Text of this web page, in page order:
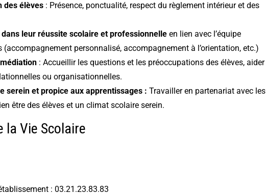
des élèves : Présence, ponctualité, respect du règlement intérieur et des
dans leur réussite scolaire et professionnelle en lien avec l’équipe
personnalisé, accompagnement à l’orientation, etc.)
: Accueillir les questions et les préoccupations des élèves, aider
ou organisationnelles.
serein et propice aux apprentissages : Travailler en partenariat avec les
être des élèves et un climat scolaire serein.
la Vie Scolaire
: 03.21.23.83.83